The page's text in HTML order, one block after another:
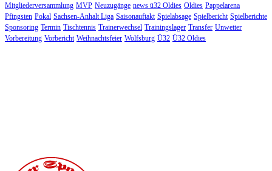
Mitgliederversammlung MVP Neuzugänge news ü32 Oldies Oldies Pappelarena
Pfingsten Pokal Sachsen-Anhalt Liga Saisonauftakt Spielabsage Spielbericht Spielberichte
Sponsoring Termin Tischtennis Trainerwechsel Trainingslager Transfer Unwetter
Vorbereitung Vorbericht Weihnachtsfeier Wolfsburg Ü32 Ü32 Oldies